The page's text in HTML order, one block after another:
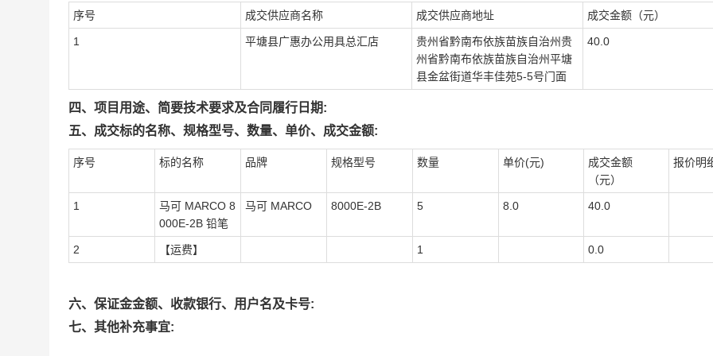
序号 成交供应商名称 成交供应商地址 成交金额（元）
1 平塘县广惠办公用具总汇店
贵州省黔南布依族苗族自治州贵
州省黔南布依族苗族自治州平塘
县金盆街道华丰佳苑5-5号门面
40.0
四、项目用途、简要技术要求及合同履行日期:
五、成交标的名称、规格型号、数量、单价、成交金额:
序号 标的名称 品牌 规格型号 数量 单价(元)
成交金额
（元）
报价明
1
马可 MARCO 8
000E-2B 铅笔
马可 MARCO 8000E-2B 5 8.0 40.0
2 【运费】 1 0.0
六、保证金金额、收款银行、用户名及卡号:
七、其他补充事宜: